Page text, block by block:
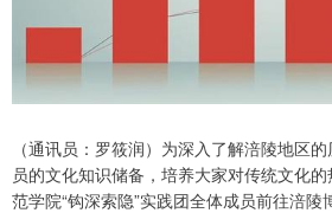
（通讯员：罗筱润）为深入了解涪陵地区
员的文化知识储备，培养大家对传统文化
范学院“钩深索隐”实践团全体成员前往涪陵